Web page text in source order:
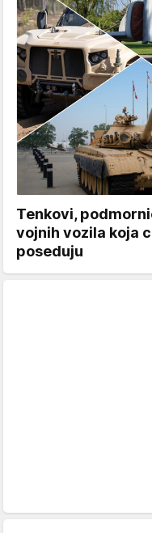
Tenkovi,
vojnih vozila koja
poseduju